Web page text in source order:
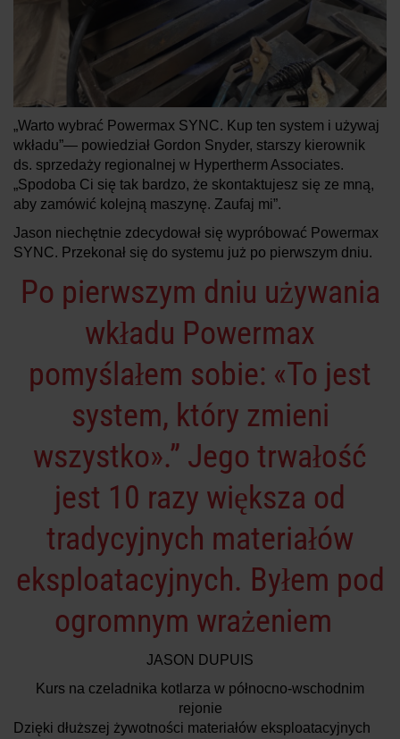
„Warto wybrać Powermax SYNC. Kup ten system i używaj
wkładu”— powiedział Gordon Snyder, starszy kierownik
ds. sprzedaży regionalnej w Hypertherm Associates.
„Spodoba Ci się tak bardzo, że skontaktujesz się ze mną,
aby zamówić kolejną maszynę. Zaufaj mi”.
Jason niechętnie zdecydował się wypróbować Powermax
SYNC. Przekonał się do systemu już po pierwszym dniu.
Po pierwszym dniu używania
wkładu Powermax
pomyślałem sobie: «To jest
system, który zmieni
wszystko».” Jego trwałość
jest 10 razy większa od
tradycyjnych materiałów
eksploatacyjnych. Byłem pod
ogromnym wrażeniem
JASON DUPUIS
Kurs na czeladnika kotlarza w północno-wschodnim
rejonie
Dzięki dłuższej żywotności materiałów eksploatacyjnych